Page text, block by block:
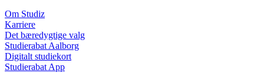
Om Studiz
Karriere
Det bæredygtige valg
Studierabat Aalborg
Digitalt studiekort
Studierabat App